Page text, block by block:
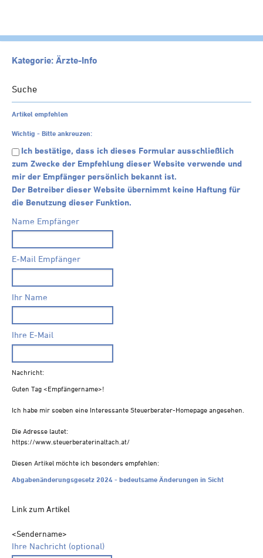
Klienten-Info
Management-Info
Ärzte-Info
Vermieter-Info
Landwirte-Info
Kategorie: Ärzte-Info
Suche
Artikel empfehlen
Wichtig - Bitte ankreuzen:
Ich bestätige, dass ich dieses Formular ausschließlich
zum Zwecke der Empfehlung dieser Website verwende und
mir der Empfänger persönlich bekannt ist.
Der Betreiber dieser Website übernimmt keine Haftung für
die Benutzung dieser Funktion.
Name Empfänger
E-Mail Empfänger
Ihr Name
Ihre E-Mail
Nachricht:
Guten Tag <Empfängername>!
Ich habe mir soeben eine Interessante Steuerberater-Homepage angesehen.
Die Adresse lautet:
https://www.steuerberaterinaltach.at/
Diesen Artikel möchte ich besonders empfehlen:
Abgabenänderungsgesetz 2024 - bedeutsame Änderungen in Sicht
Link zum Artikel
<Sendername>
Ihre Nachricht (optional)